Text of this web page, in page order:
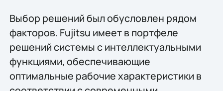
Выбор решений был обусловлен рядом
факторов. Fujitsu имеет в портфеле
решений системы с интеллектуальными
функциями, обеспечивающие
оптимальные рабочие характеристики в